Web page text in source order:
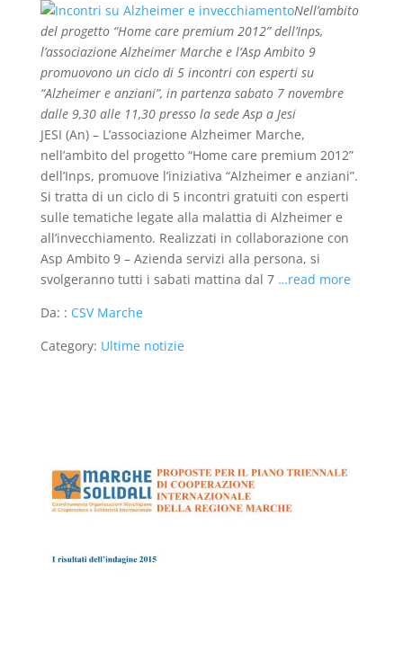
Nell’ambito
del progetto “Home care premium 2012” dell’Inps,
l’associazione Alzheimer Marche e l’Asp Ambito 9
promuovono un ciclo di 5 incontri con esperti su
“Alzheimer e anziani”, in partenza sabato 7 novembre
dalle 9,30 alle 11,30 presso la sede Asp a Jesi
JESI (An) – L’associazione Alzheimer Marche,
nell’ambito del progetto “Home care premium 2012”
dell’Inps, promuove l’iniziativa “Alzheimer e anziani”.
Si tratta di un ciclo di 5 incontri gratuiti con esperti
sulle tematiche legate alla malattia di Alzheimer e
all’invecchiamento. Realizzati in collaborazione con
Asp Ambito 9 – Azienda servizi alla persona, si
svolgeranno tutti i sabati mattina dal 7 …read more
Da: : CSV Marche
Category: Ultime notizie